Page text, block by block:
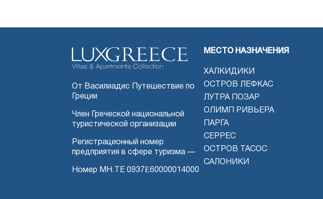
От Василиадис Путешествие по
Греции
Член Греческой национальной
туристической организации
Регистрационный номер
предприятия в сфере туризма —
Номер MH.TE 0937Ε60000014000
МЕСТО НАЗНАЧЕНИЯ
ХАЛКИДИКИ
ОСТРОВ ЛЕФКАС
ЛУТРА ПОЗАР
ОЛИМП РИВЬЕРА
ПАРГА
СЕРРЕС
ОСТРОВ ТАСОС
САЛОНИКИ